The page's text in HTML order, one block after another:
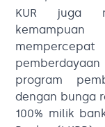
KUR juga
program
dengan bunga
100% milik